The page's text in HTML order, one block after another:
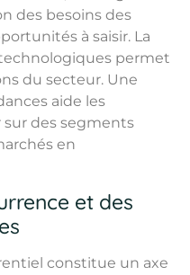
des besoins des
à saisir. La
permet
du secteur. Une
aide les
des segments
en
et des
constitue un axe